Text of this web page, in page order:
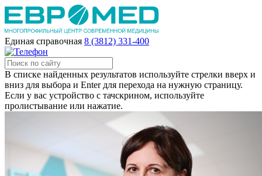
Единая справочная 8 (3812) 331-400
В списке найденных результатов используйте стрелки вверх и
вниз для выбора и Enter для перехода на нужную страницу.
Если у вас устройство с тачскрином, используйте
пролистывание или нажатие.